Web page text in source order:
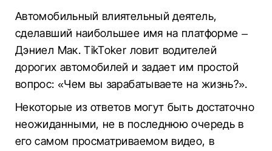
Автомобильный влиятельный деятель,
сделавший наибольшее имя на платформе –
Дэниел Мак. TikToker ловит водителей
дорогих автомобилей и задает им простой
вопрос: «Чем вы зарабатываете на жизнь?».
Некоторые из ответов могут быть достаточно
неожиданными, не в последнюю очередь в
его самом просматриваемом видео, в